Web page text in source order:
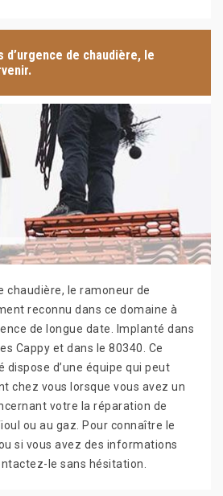
de chaudière, le
chaudière, le ramoneur de
reconnu dans ce domaine à
de longue date. Implanté dans
Cappy et dans le 80340. Ce
dispose d’une équipe qui peut
chez vous lorsque vous avez un
votre la réparation de
ou au gaz. Pour connaître le
si vous avez des informations
le sans hésitation.